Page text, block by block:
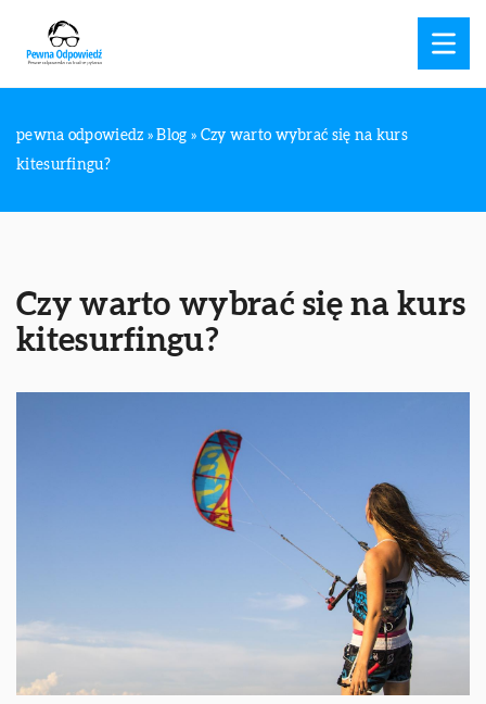
pewna odpowiedz »Blog » Czy warto wybrać się na kurs
kitesurfingu?
Czy warto wybrać się na kurs
kitesurfingu?